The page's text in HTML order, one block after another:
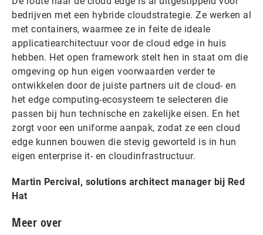
bedrijven met een hybride cloudstrategie. Ze werken al
met containers, waarmee ze in feite de ideale
applicatiearchitectuur voor de cloud edge in huis
hebben. Het open framework stelt hen in staat om die
omgeving op hun eigen voorwaarden verder te
ontwikkelen door de juiste partners uit de cloud- en
het edge computing-ecosysteem te selecteren die
passen bij hun technische en zakelijke eisen. En het
zorgt voor een uniforme aanpak, zodat ze een cloud
edge kunnen bouwen die stevig geworteld is in hun
eigen enterprise it- en cloudinfrastructuur.
Martin Percival, solutions architect manager bij Red
Hat
Meer over